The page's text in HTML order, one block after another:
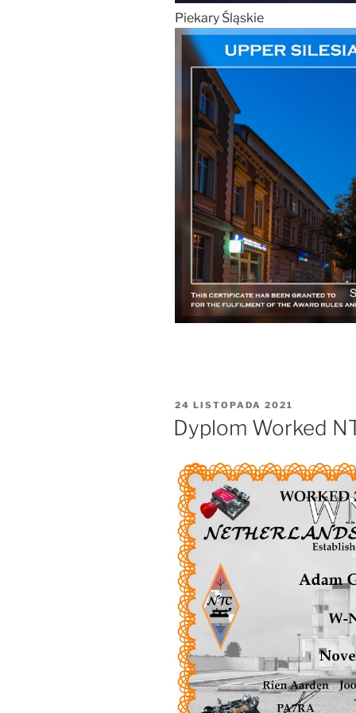
Piekary Śląskie
OPUBLIKOWANE
W
24 LISTOPADA 2021
Dyplom Worked